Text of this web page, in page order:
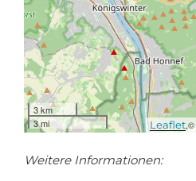
3 km
3 mi
Leaflet,©
Weitere Informationen: